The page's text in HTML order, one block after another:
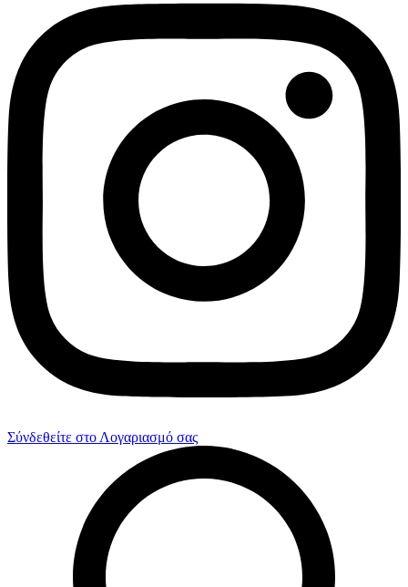
Σύνδεθείτε στο Λογαριασμό σας